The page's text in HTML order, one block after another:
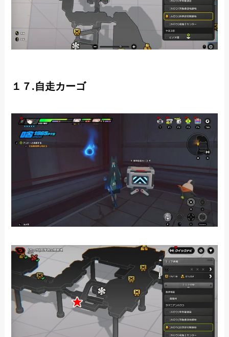
１７.自走カーゴ